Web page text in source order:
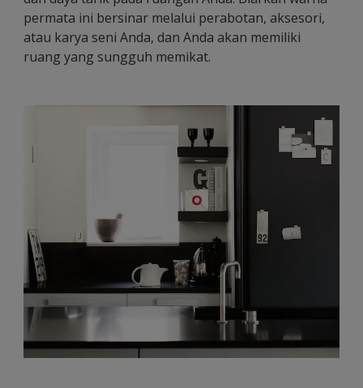
permata ini bersinar melalui perabotan, aksesori,
atau karya seni Anda, dan Anda akan memiliki
ruang yang sungguh memikat.